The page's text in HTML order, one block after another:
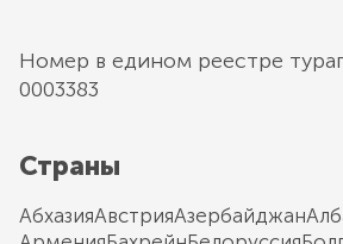
Номер в едином реестре
0003383
Страны
АбхазияАвстрияАзербайджан